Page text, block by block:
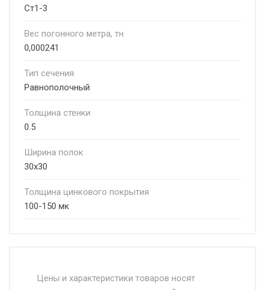
Ст1-3
Вес погонного метра, тн
0,000241
Тип сечения
Равнополочный
Толщина стенки
0.5
Ширина полок
30х30
Толщина цинкового покрытия
100-150 мк
Москве и Московской области.
Цены и характеристики товаров носят